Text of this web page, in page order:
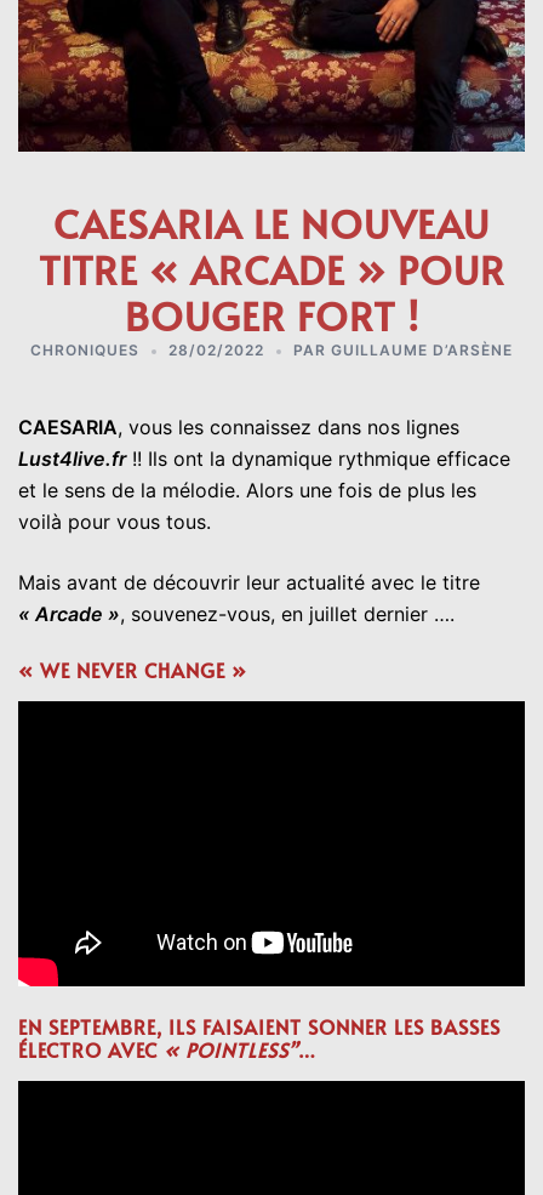
CAESARIA LE NOUVEAU
TITRE « ARCADE » POUR
BOUGER FORT !
CHRONIQUES 28/02/2022 PAR GUILLAUME D’ARSÈNE
CAESARIA, vous les connaissez dans nos lignes
Lust4live.fr!! Ils ont la dynamique rythmique efficace
et le sens de la mélodie. Alors une fois de plus les
voilà pour vous tous.
Mais avant de découvrir leur actualité avec le titre
« Arcade », souvenez-vous, en juillet dernier ….
« WE NEVER CHANGE »
EN SEPTEMBRE, ILS FAISAIENT SONNER LES BASSES
ÉLECTRO AVEC « POINTLESS”…